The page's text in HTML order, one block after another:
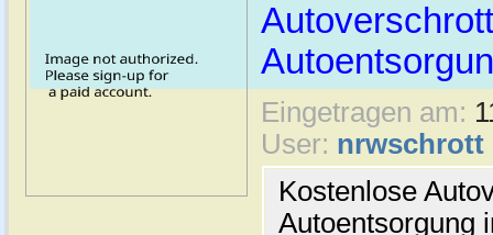
Eingetragen am:
User: nrwschrott
Kostenlose
Autoentsorgung